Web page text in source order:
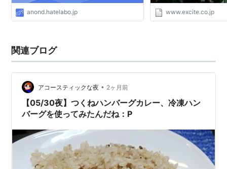
anond.hatelabo.jp www.excite.co.jp
関連ブログ
アコースティックな夜 • 2ヶ月前
【05/30夜】つくねハンバーグカレー、冷凍ハン
バーグを使ってみたんだね：P